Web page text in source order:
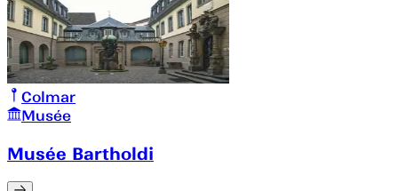
Colmar
Musée
Musée Bartholdi